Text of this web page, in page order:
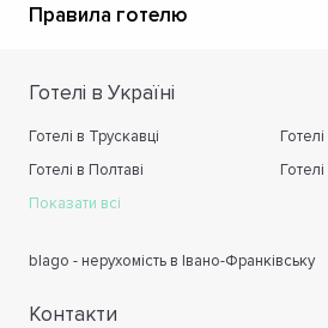
Правила готелю
Готелі в Україні
Готелі в Трускавці
Готелі в Полтаві
Показати всі
blago - нерухомість в Івано-Франківську
Контакти